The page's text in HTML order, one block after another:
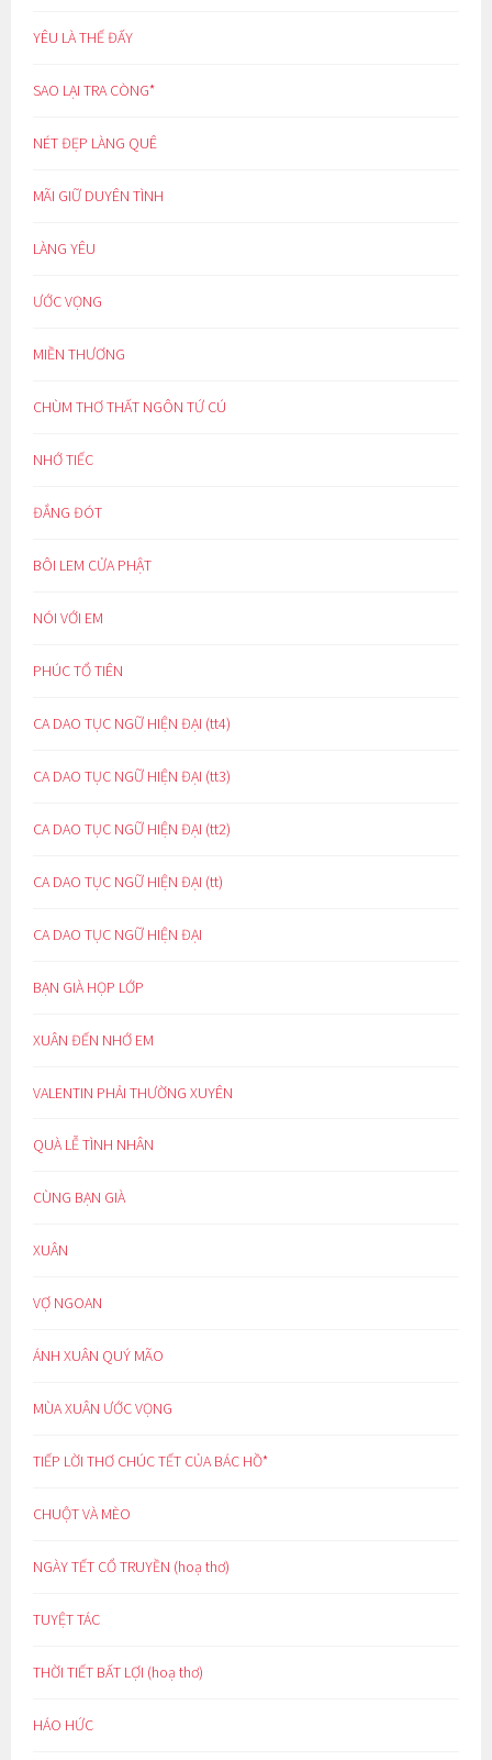
YÊU LÀ THẾ ĐẤY
SAO LẠI TRA CÒNG*
NÉT ĐẸP LÀNG QUÊ
MÃI GIỮ DUYÊN TÌNH
LÀNG YÊU
ƯỚC VỌNG
MIỀN THƯƠNG
CHÙM THƠ THẤT NGÔN TỨ CÚ
NHỚ TIẾC
ĐẮNG ĐÓT
BÔI LEM CỬA PHẬT
NÓI VỚI EM
PHÚC TỔ TIÊN
CA DAO TỤC NGỮ HIỆN ĐẠI (tt4)
CA DAO TỤC NGỮ HIỆN ĐẠI (tt3)
CA DAO TỤC NGỮ HIỆN ĐẠI (tt2)
CA DAO TỤC NGỮ HIỆN ĐẠI (tt)
CA DAO TỤC NGỮ HIỆN ĐẠI
BẠN GIÀ HỌP LỚP
XUÂN ĐẾN NHỚ EM
VALENTIN PHẢI THƯỜNG XUYÊN
QUÀ LỄ TÌNH NHÂN
CÙNG BẠN GIÀ
XUÂN
VỢ NGOAN
ÁNH XUÂN QUÝ MÃO
MÙA XUÂN ƯỚC VỌNG
TIẾP LỜI THƠ CHÚC TẾT CỦA BÁC HỒ*
CHUỘT VÀ MÈO
NGÀY TẾT CỔ TRUYỀN (hoạ thơ)
TUYỆT TÁC
THỜI TIẾT BẤT LỢI (hoạ thơ)
HÁO HỨC